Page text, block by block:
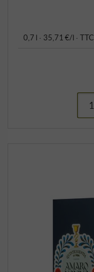
0,7 l · 35,71 €/l ·TTC